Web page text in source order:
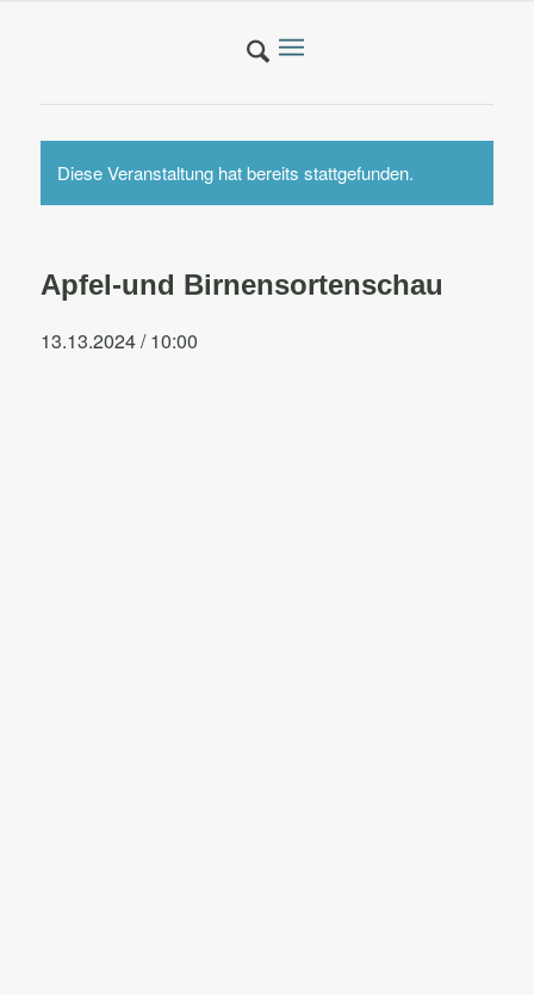
Diese Veranstaltung hat bereits stattgefunden.
Apfel-und Birnensortenschau
13.13.2024 / 10:00